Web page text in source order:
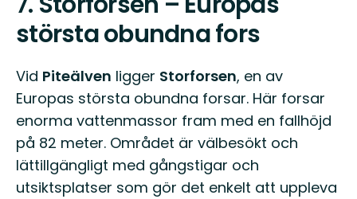
största obundna fors
Vid Piteälven ligger Storforsen, en av
Europas största obundna forsar. Här forsar
enorma vattenmassor fram med en fallhöjd
på 82 meter. Området är välbesökt och
lättillgängligt med gångstigar och
utsiktsplatser som gör det enkelt att uppleva